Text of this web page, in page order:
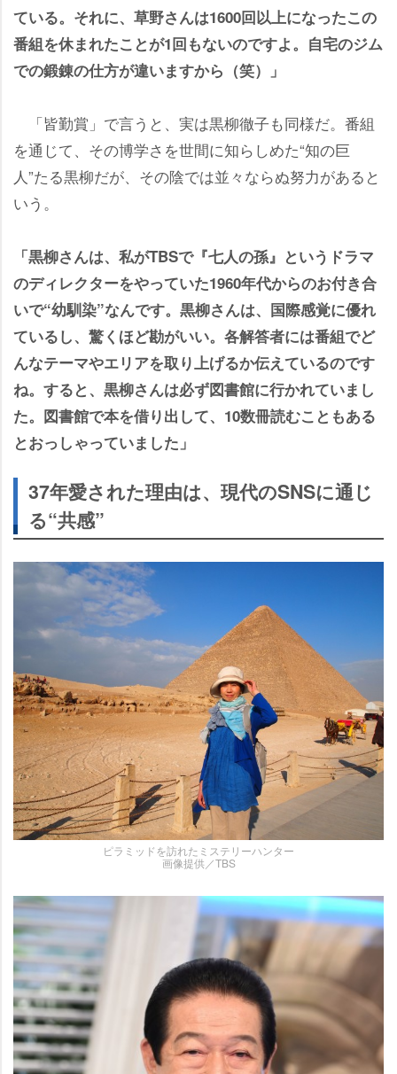
ている。それに、草野さんは1600回以上になったこの
番組を休まれたことが1回もないのですよ。自宅のジム
での鍛錬の仕方が違いますから（笑）」
「皆勤賞」で言うと、実は黒柳徹子も同様だ。番組
を通じて、その博学さを世間に知らしめた“知の巨
人”たる黒柳だが、その陰では並々ならぬ努力があると
いう。
「黒柳さんは、私がTBSで『七人の孫』というドラマ
のディレクターをやっていた1960年代からのお付き合
いで“幼馴染”なんです。黒柳さんは、国際感覚に優れ
ているし、驚くほど勘がいい。各解答者には番組でど
んなテーマやエリアを取り上げるか伝えているのです
ね。すると、黒柳さんは必ず図書館に行かれていまし
た。図書館で本を借り出して、10数冊読むこともある
とおっしゃっていました」
37年愛された理由は、現代のSNSに通じ
る“共感”
ピラミッドを訪れたミステリーハンター
画像提供／TBS